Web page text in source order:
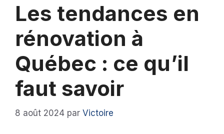
Les tendances en
rénovation à
Québec : ce qu’il
faut savoir
8 août 2024 par Victoire